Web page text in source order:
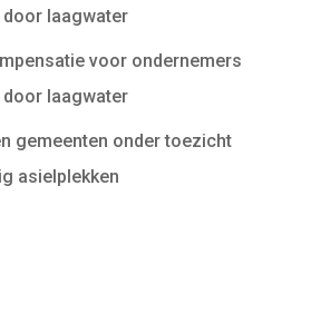
laagwater
voor ondernemers
laagwater
gemeenten onder toezicht
asielplekken